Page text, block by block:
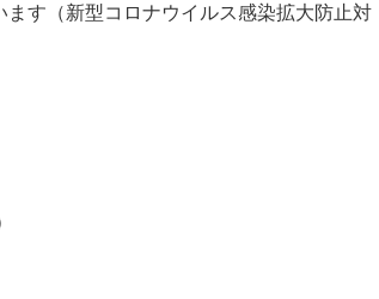
す（新型コロナウイルス感染拡大防止対